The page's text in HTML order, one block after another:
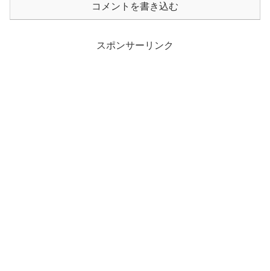
コメントを書き込む
スポンサーリンク